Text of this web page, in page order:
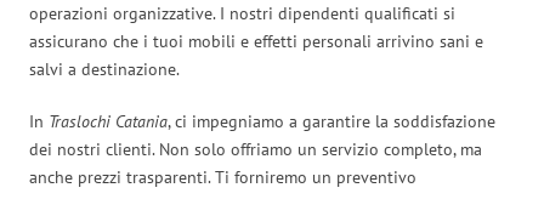
operazioni organizzative. I nostri dipendenti qualificati si
assicurano che i tuoi mobili e effetti personali arrivino sani e
salvi a destinazione.
In Traslochi Catania, ci impegniamo a garantire la soddisfazione
dei nostri clienti. Non solo offriamo un servizio completo, ma
anche prezzi trasparenti. Ti forniremo un preventivo